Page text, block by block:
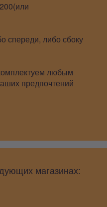
спереди, либо сбоку
любым
предпочтений
магазинах: